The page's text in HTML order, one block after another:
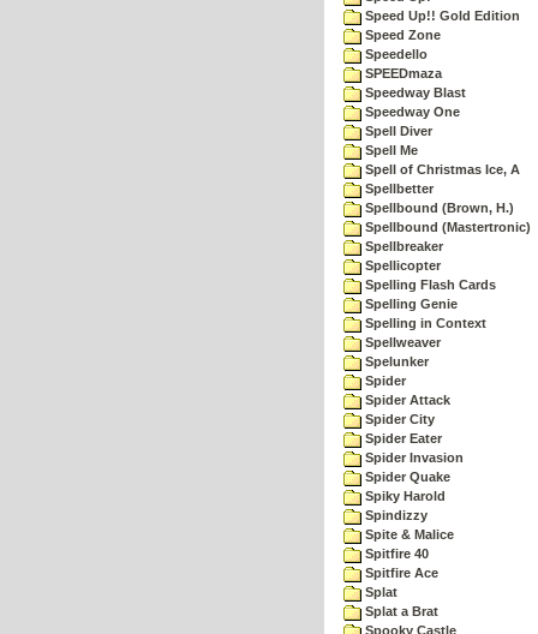
Speed Up!! Gold Edition
Speed Zone
Speedello
SPEEDmaza
Speedway Blast
Speedway One
Spell Diver
Spell Me
Spell of Christmas Ice, A
Spellbetter
Spellbound (Brown, H.)
Spellbound (Mastertronic)
Spellbreaker
Spellicopter
Spelling Flash Cards
Spelling Genie
Spelling in Context
Spellweaver
Spelunker
Spider
Spider Attack
Spider City
Spider Eater
Spider Invasion
Spider Quake
Spiky Harold
Spindizzy
Spite & Malice
Spitfire 40
Spitfire Ace
Splat
Splat a Brat
Spooky Castle